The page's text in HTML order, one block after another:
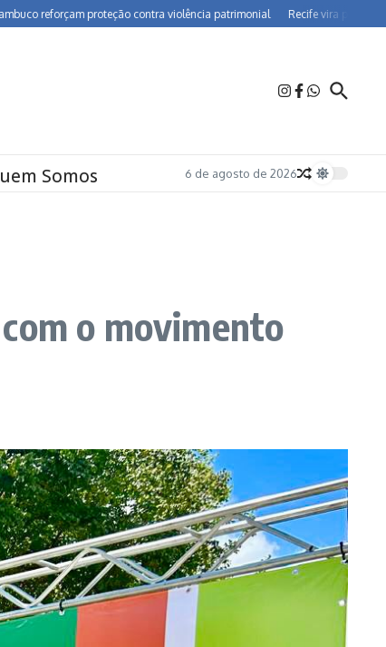
proteção contra violência patrimonial Recife vira polo de
Somos 6 de agosto de 2026
o movimento